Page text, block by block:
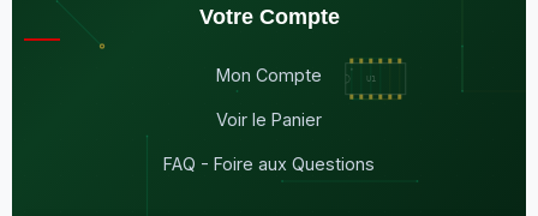
Votre Compte
Mon Compte
Voir le Panier
FAQ - Foire aux Questions